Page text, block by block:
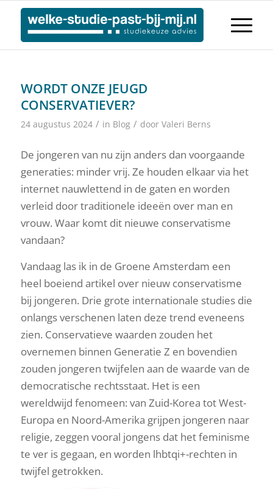
WORDT ONZE JEUGD
CONSERVATIEVER?
24 augustus 2024 / in Blog / door Valeri Berns
De jongeren van nu zijn anders dan voorgaande
generaties: minder vrij. Ze houden elkaar via het
internet nauwlettend in de gaten en worden
verleid door traditionele ideeën over man en
vrouw. Waar komt dit nieuwe conservatisme
vandaan?
Vandaag las ik in de Groene Amsterdam een
heel boeiend artikel over nieuw conservatisme
bij jongeren. Drie grote internationale studies die
onlangs verschenen laten deze trend eveneens
zien. Conservatieve waarden zouden het
overnemen binnen Generatie Z en bovendien
zouden jongeren twijfelen aan de waarde van de
democratische rechtsstaat. Het is een
wereldwijd fenomeen: van Zuid-Korea tot West-
Europa en Noord-Amerika grijpen jongeren naar
religie, zeggen vooral jongens dat het feminisme
te ver is gegaan, en worden lhbtqi+-rechten in
twijfel getrokken.